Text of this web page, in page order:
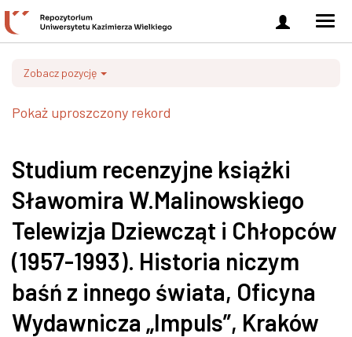
Zaloguj
się
Zobacz pozycję
Pokaż uproszczony rekord
Studium recenzyjne książki
Sławomira W.Malinowskiego
Telewizja Dziewcząt i Chłopców
(1957-1993). Historia niczym
baśń z innego świata, Oficyna
Wydawnicza „Impuls”, Kraków